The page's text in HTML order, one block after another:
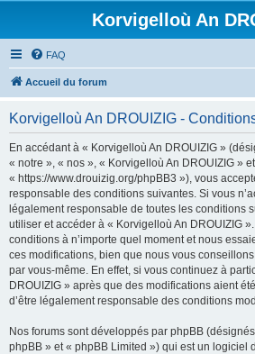
Korvigelloù An
FAQ
Accueil du forum
Korvigelloù An DROUIZIG -
En accédant à « Korvigelloù An DROUIZIG »
« notre », « nos », « Korvigelloù An DROUIZIG » et
« https://www.drouizig.org/phpBB3 »), vous
responsable des conditions suivantes. Si vous
légalement responsable de toutes les conditions
utiliser et accéder à « Korvigelloù An DROUIZIG
conditions à n’importe quel moment et nous
ces modifications, bien que nous vous
par vous-même. En effet, si vous continuez à
DROUIZIG » après que des modifications aient
d’être légalement responsable des conditions
Nos forums sont développés par phpBB
phpBB » et « phpBB Limited ») qui est un logiciel